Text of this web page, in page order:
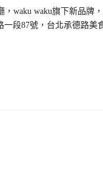
，waku waku旗下新品牌
一段87號，台北承德路